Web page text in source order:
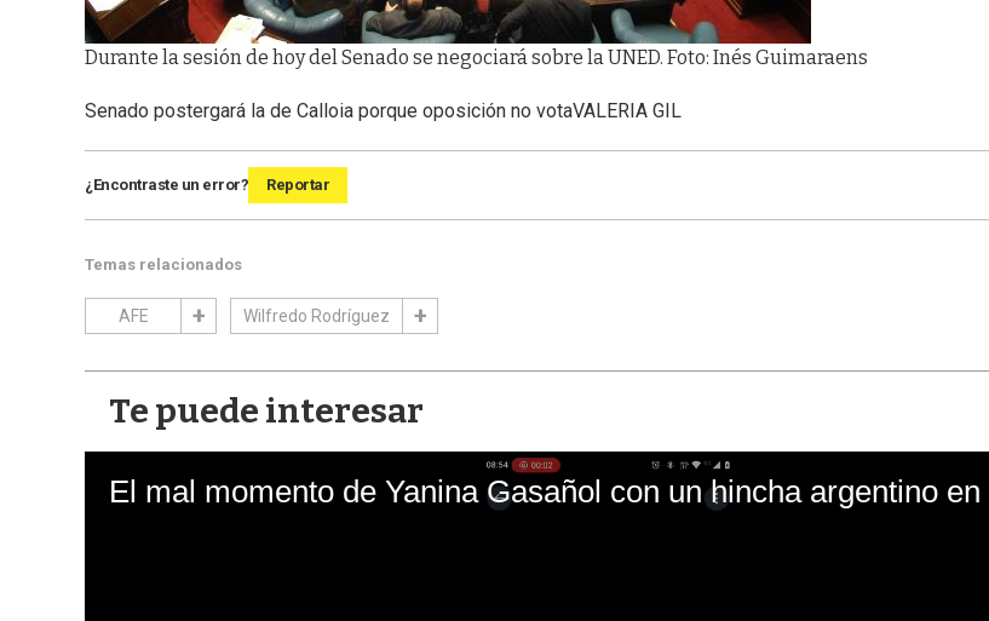
Durante la sesión de hoy del Senado se negociará sobre la UNED. Foto: Inés Guimaraens
Senado postergará la de Calloia porque oposición no votaVALERIA GIL
¿Encontraste un error? Reportar
Temas relacionados
AFE Wilfredo Rodríguez
Te puede interesar